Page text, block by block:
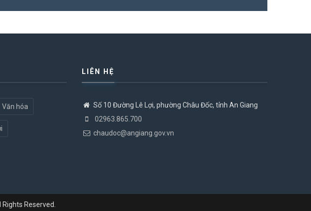
Văn hóa
LIÊN HỆ
Số 10 Đường Lê Lợi, phường Châu Đốc, tỉnh An Giang
02963.865.700
chaudoc@angiang.gov.vn
Rights Reserved.